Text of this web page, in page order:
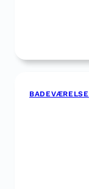
BADEVÆRELSE